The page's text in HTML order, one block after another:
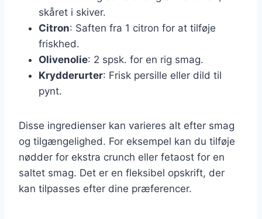
skåret i skiver.
Citron: Saften fra 1 citron for at tilføje
friskhed.
Olivenolie: 2 spsk. for en rig smag.
Krydderurter: Frisk persille eller dild til
pynt.
Disse ingredienser kan varieres alt efter smag
og tilgængelighed. For eksempel kan du tilføje
nødder for ekstra crunch eller fetaost for en
saltet smag. Det er en fleksibel opskrift, der
kan tilpasses efter dine præferencer.